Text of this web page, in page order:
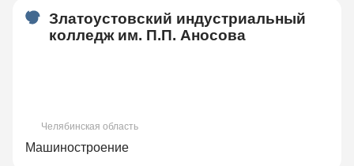
Златоустовский индустриальный
колледж им. П.П. Аносова
Челябинская область
Машиностроение